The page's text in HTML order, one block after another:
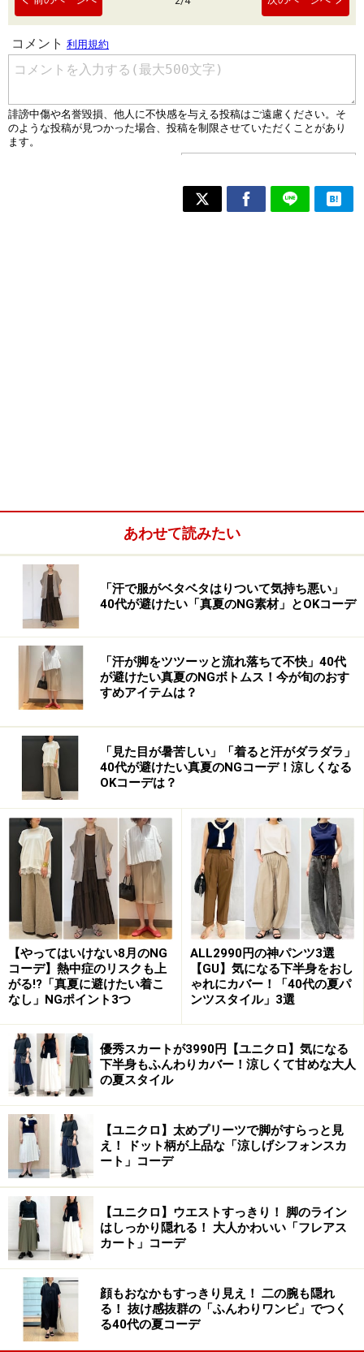
あわせて読みたい
「汗で服がベタベタはりついて気持ち悪い」
40代が避けたい「真夏のNG素材」とOKコーデ
「汗が脚をツツーッと流れ落ちて不快」40代
が避けたい真夏のNGボトムス！今が旬のおす
すめアイテムは？
「見た目が暑苦しい」「着ると汗がダラダラ」
40代が避けたい真夏のNGコーデ！涼しくなる
OKコーデは？
【やってはいけない8月のNG
コーデ】熱中症のリスクも上
がる!?「真夏に避けたい着こ
なし」NGポイント3つ
ALL2990円の神パンツ3選
【GU】気になる下半身をおし
ゃれにカバー！「40代の夏パ
ンツスタイル」3選
優秀スカートが3990円【ユニクロ】気になる
下半身もふんわりカバー！涼しくて甘めな大人
の夏スタイル
【ユニクロ】太めプリーツで脚がすらっと見
え！ ドット柄が上品な「涼しげシフォンスカ
ート」コーデ
【ユニクロ】ウエストすっきり！ 脚のライン
はしっかり隠れる！ 大人かわいい「フレアス
カート」コーデ
顔もおなかもすっきり見え！ 二の腕も隠れ
る！ 抜け感抜群の「ふんわりワンピ」でつく
る40代の夏コーデ